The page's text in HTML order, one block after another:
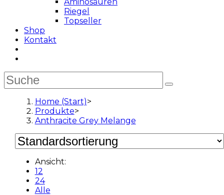
Riegel
Topseller
Shop
Kontakt
Home (Start)>
Produkte>
Anthracite Grey Melange
Ansicht:
12
24
Alle